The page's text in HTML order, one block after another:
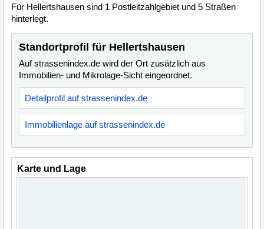
Für Hellertshausen sind 1 Postleitzahlgebiet und 5 Straßen
hinterlegt.
Standortprofil für Hellertshausen
Auf strassenindex.de wird der Ort zusätzlich aus
Immobilien- und Mikrolage-Sicht eingeordnet.
Detailprofil auf strassenindex.de
Immobilienlage auf strassenindex.de
Karte und Lage